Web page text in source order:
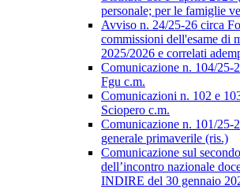
personale; per le famiglie
Avviso n. 24/25-26 circa
commissioni dell'esame di
2025/2026 e correlati
Comunicazione n. 104/25-
Fgu c.m.
Comunicazioni n. 102 e
Sciopero c.m.
Comunicazione n. 101/25-
generale primaverile (ris.)
Comunicazione sul
dell’incontro nazionale
INDIRE del 30 gennaio